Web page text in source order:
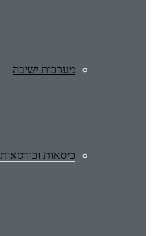
מערכות ישיבה
כיסאות וכורסאות